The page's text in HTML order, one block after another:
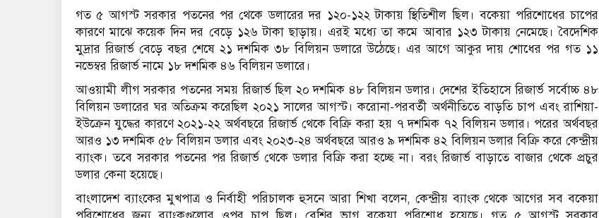
গত ৫ আগস্ট সরকার পতনের পর থেকে ডলারের দর ১২০-১২২ টাকায় স্থিতিশীল ছিল। বকেয়া পরিশোধের চাপের
কারণে মাঝে কয়েক দিন দর বেড়ে ১২৬ টাকা ছাড়ায়। এরই মধ্যে তা কমে আবার ১২৩ টাকায় নেমেছে। বৈদেশিক
মুদ্রার রিজার্ভ বেড়ে বছর শেষে ২১ দশমিক ৩৮ বিলিয়ন ডলারে উঠেছে। এর আগে আকুর দায় শোধের পর গত ১১
নভেম্বর রিজার্ভ নামে ১৮ দশমিক ৪৬ বিলিয়ন ডলারে।
আওয়ামী লীগ সরকার পতনের সময় রিজার্ভ ছিল ২০ দশমিক ৪৮ বিলিয়ন ডলার। দেশের ইতিহাসে রিজার্ভ সর্বোচ্চ ৪৮
বিলিয়ন ডলারের ঘর অতিক্রম করেছিল ২০২১ সালের আগস্ট। করোনা-পরবর্তী অর্থনীতিতে বাড়তি চাপ এবং রাশিয়া-
ইউক্রেন যুদ্ধের কারণে ২০২১-২২ অর্থবছরে রিজার্ভ থেকে বিক্রি করা হয় ৭ দশমিক ৭২ বিলিয়ন ডলার। পরের অর্থবছর
আরও ১৩ দশমিক ৫৮ বিলিয়ন ডলার এবং ২০২৩-২৪ অর্থবছরে আরও ৯ দশমিক ৪২ বিলিয়ন ডলার বিক্রি করে কেন্দ্রীয়
ব্যাংক। তবে সরকার পতনের পর রিজার্ভ থেকে ডলার বিক্রি করা হচ্ছে না। বরং রিজার্ভ বাড়াতে বাজার থেকে প্রচুর
ডলার কেনা হয়েছে।
বাংলাদেশ ব্যাংকের মুখপাত্র ও নির্বাহী পরিচালক হুসনে আরা শিখা বলেন, কেন্দ্রীয় ব্যাংক থেকে আগের সব বকেয়া